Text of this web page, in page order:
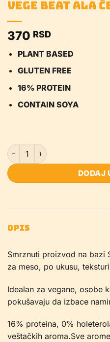
Vege beat ala
370 RSD
PLANT BASED
GLUTEN FREE
16% PROTEIN
CONTAIN SOYA
Vege beat ala ćevap 250 g
DODAJ
OPIS
Smrznuti proizvod na bazi
za meso, po ukusu,
Idealan za vegane, osobe
pokušavaju da izbace
16% proteina, 0%
veštačkih aroma.Sve